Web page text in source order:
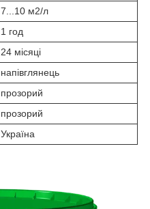
7...10 м2/л
1 год
24 місяці
напівглянець
прозорий
прозорий
Україна